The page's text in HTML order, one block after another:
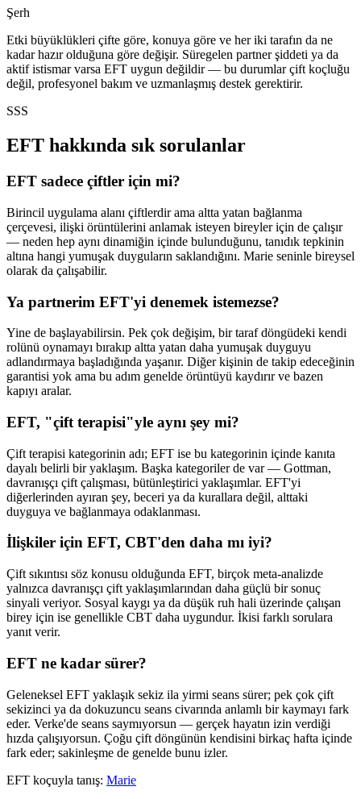
Şerh
Etki büyüklükleri çifte göre, konuya göre ve her iki tarafın da ne
kadar hazır olduğuna göre değişir. Süregelen partner şiddeti ya da
aktif istismar varsa EFT uygun değildir — bu durumlar çift koçluğu
değil, profesyonel bakım ve uzmanlaşmış destek gerektirir.
SSS
EFT hakkında sık sorulanlar
EFT sadece çiftler için mi?
Birincil uygulama alanı çiftlerdir ama altta yatan bağlanma
çerçevesi, ilişki örüntülerini anlamak isteyen bireyler için de çalışır
— neden hep aynı dinamiğin içinde bulunduğunu, tanıdık tepkinin
altına hangi yumuşak duyguların saklandığını. Marie seninle bireysel
olarak da çalışabilir.
Ya partnerim EFT'yi denemek istemezse?
Yine de başlayabilirsin. Pek çok değişim, bir taraf döngüdeki kendi
rolünü oynamayı bırakıp altta yatan daha yumuşak duyguyu
adlandırmaya başladığında yaşanır. Diğer kişinin de takip edeceğinin
garantisi yok ama bu adım genelde örüntüyü kaydırır ve bazen
kapıyı aralar.
EFT, "çift terapisi"yle aynı şey mi?
Çift terapisi kategorinin adı; EFT ise bu kategorinin içinde kanıta
dayalı belirli bir yaklaşım. Başka kategoriler de var — Gottman,
davranışçı çift çalışması, bütünleştirici yaklaşımlar. EFT'yi
diğerlerinden ayıran şey, beceri ya da kurallara değil, alttaki
duyguya ve bağlanmaya odaklanması.
İlişkiler için EFT, CBT'den daha mı iyi?
Çift sıkıntısı söz konusu olduğunda EFT, birçok meta-analizde
yalnızca davranışçı çift yaklaşımlarından daha güçlü bir sonuç
sinyali veriyor. Sosyal kaygı ya da düşük ruh hali üzerinde çalışan
birey için ise genellikle CBT daha uygundur. İkisi farklı sorulara
yanıt verir.
EFT ne kadar sürer?
Geleneksel EFT yaklaşık sekiz ila yirmi seans sürer; pek çok çift
sekizinci ya da dokuzuncu seans civarında anlamlı bir kaymayı fark
eder. Verke'de seans saymıyorsun — gerçek hayatın izin verdiği
hızda çalışıyorsun. Çoğu çift döngünün kendisini birkaç hafta içinde
fark eder; sakinleşme de genelde bunu izler.
EFT koçuyla tanış: Marie